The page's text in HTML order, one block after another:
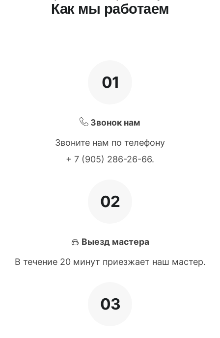
Как мы работаем
01
Звонок нам
Звоните нам по телефону
+ 7 (905) 286-26-66.
02
Выезд мастера
В течение 20 минут приезжает наш мастер.
03